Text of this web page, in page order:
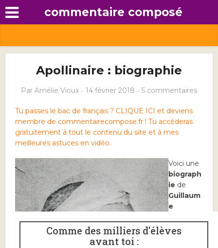
commentaire composé
Apollinaire : biographie
Par Amélie Vioux 14 février 2018 5 commentaires
Tu passes le bac de français ? CLIQUE ICI et deviens
membre de commentairecompose.fr ! Tu accèderas
gratuitement à tout le contenu du site et à mes
meilleures astuces en vidéo.
Voici une
biograph
ie de
Guillaum
e
re.
Comme des milliers d'élèves
avant toi :